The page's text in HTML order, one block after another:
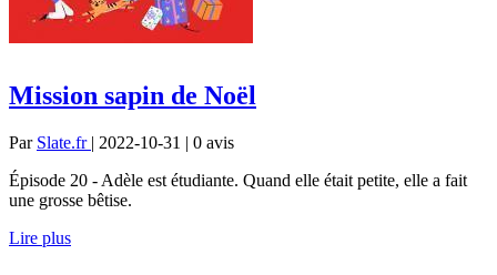
Mission sapin de Noël
Par Slate.fr | 2022-10-31 | 0 avis
Épisode 20 - Adèle est étudiante. Quand elle était petite, elle a fait
une grosse bêtise.
Lire plus